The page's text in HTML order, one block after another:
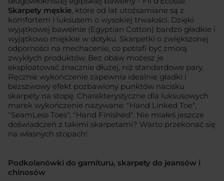
Skarpety męskie, które od lat utożsamiane są z
komfortem i luksusem o wysokiej trwałości. Dzięki
wyjątkowej bawełnie (Egyptian Cotton) bardzo gładkie i
wyjątkowo miękkie w dotyku. Skarpetki o zwiększonej
odporności na mechacenie, co potrafi być zmorą
zwykłych produktów. Bez obaw możesz je
eksploatować znacznie dłużej, niż standardowe pary.
Ręcznie wykończenie zapewnia idealnie gładki i
bezszwowy efekt pozbawiony punktów nacisku
skarpety na stopę. Charakterystyczne dla luksusowych
marek wykończenie nazywane: "Hand Linked Toe",
"SeamLess Toes", "Hand Finished". Nie miałeś jeszcze
doświadczeń z takimi skarpetami? Warto przekonać się
na własnych stopach!
Podkolanówki do garnituru, skarpety do jeansów i
chinosów